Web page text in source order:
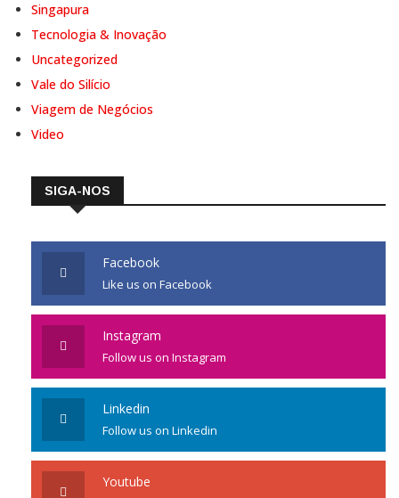
Singapura
Tecnologia & Inovação
Uncategorized
Vale do Silício
Viagem de Negócios
Video
SIGA-NOS
Facebook
Like us on Facebook
Instagram
Follow us on Instagram
Linkedin
Follow us on Linkedin
Youtube